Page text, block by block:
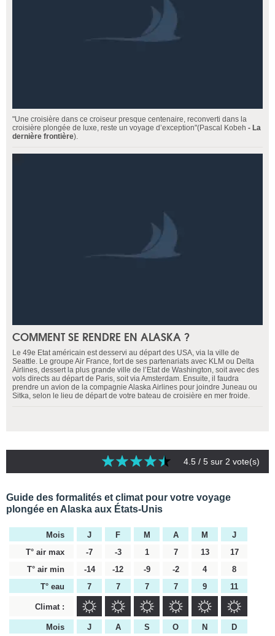
"Une croisière dans ce croiseur presque centenaire, reconverti dans la
croisière plongée de luxe, reste un voyage d’exception"(Pascal Kobeh - La
dernière frontière).
COMMENT SE RENDRE EN ALASKA ?
Le 49e Etat américain est desservi au départ des USA, via la ville de
Seattle. Le groupe Air France, fort de ses partenariats avec KLM ou Delta
Airlines, dessert la plus grande ville de l’Etat de Washington, soit avec des
vols directs au départ de Paris, soit via Amsterdam. Ensuite, il faudra
prendre un avion de la compagnie Alaska Airlines pour joindre Juneau ou
Sitka, selon le lieu de départ de votre bateau de croisière en mer froide.
4.5 / 5 sur 2 vote(s)
Guide des formalités et climat pour votre voyage
plongée en Alaska aux États-Unis
Mois J F M A M
J
T° air max
-7 -3 1 7 13
17
T° air min
-14 -12 -9 -2 4
8
T° eau
7 7 7 7 9 11
Climat :
Mois J A S O N
D